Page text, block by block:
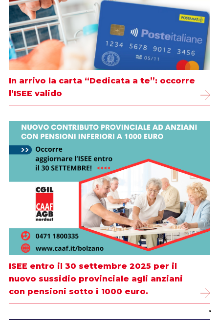
In arrivo la carta “Dedicata a te”: occorre
l’ISEE valido
ISEE entro il 30 settembre 2025 per il
nuovo sussidio provinciale agli anziani
con pensioni sotto i 1000 euro.